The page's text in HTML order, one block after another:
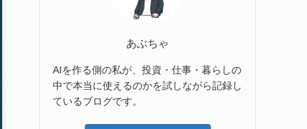
あぶちゃ
AIを作る側の私が、投資・仕事・暮らしの
中で本当に使えるのかを試しながら記録し
ているブログです。